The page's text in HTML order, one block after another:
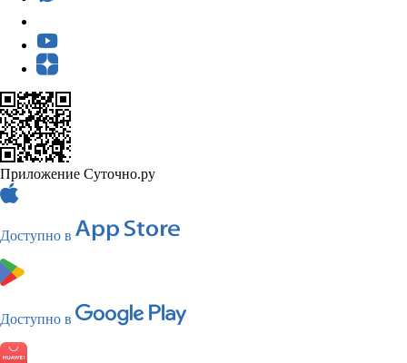
Приложение Суточно.ру
Доступно в
Доступно в